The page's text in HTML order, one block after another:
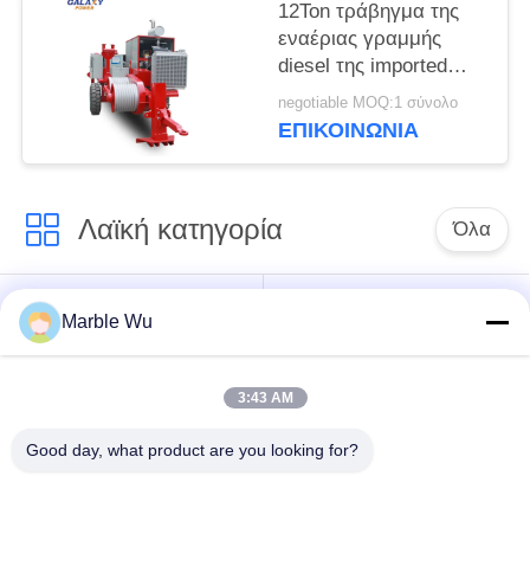
12Ton τράβηγμα της
εναέριας γραμμής
diesel της imported
καλωδίων που δένει
με σπάγγο τον
negotiable MOQ:1 σύνολο
ΕΠΙΚΟΙΝΩΝΊΑ
Λαϊκή κατηγορία Όλα
εξοπλισμός
γραμμών μετάδοσης
με σπάγγο τον
μετάδοσης
Marble Wu
3:43 AM
Good day, what product are you looking for?